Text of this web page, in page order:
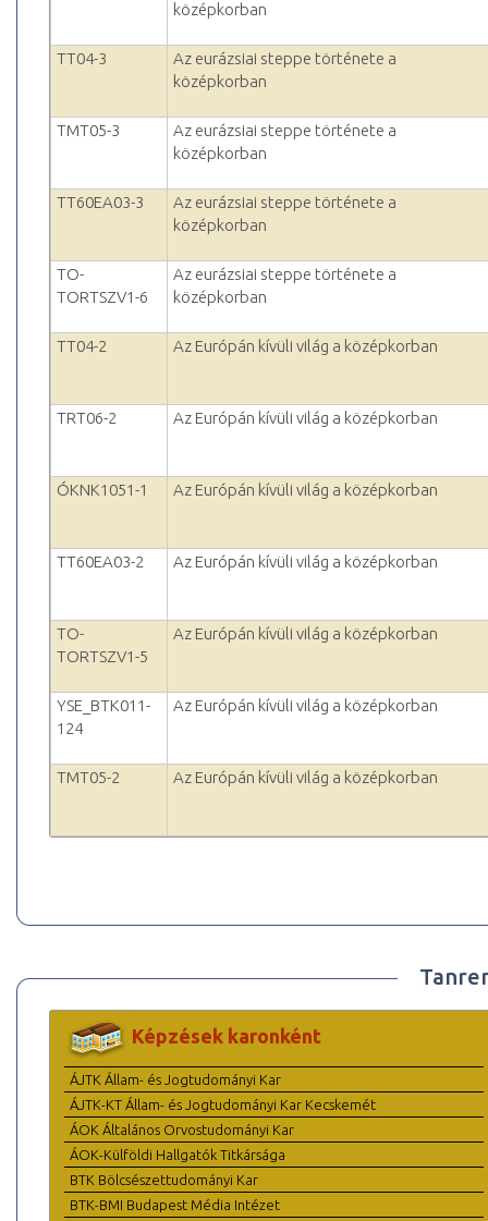
középkorban
TT04-3
Az eurázsiai steppe története a
középkorban
TMT05-3
Az eurázsiai steppe története a
középkorban
TT60EA03-3
Az eurázsiai steppe története a
középkorban
TO-
TORTSZV1-6
Az eurázsiai steppe története a
középkorban
TT04-2 Az Európán kívüli világ a középkorban
TRT06-2 Az Európán kívüli világ a középkorban
ÓKNK1051-1 Az Európán kívüli világ a középkorban
TT60EA03-2 Az Európán kívüli világ a középkorban
TO-
TORTSZV1-5
Az Európán kívüli világ a középkorban
YSE_BTK011-
124
Az Európán kívüli világ a középkorban
TMT05-2 Az Európán kívüli világ a középkorban
Képzések karonként
ÁJTK Állam- és Jogtudományi Kar
ÁJTK-KT Állam- és Jogtudományi Kar Kecskemét
ÁOK Általános Orvostudományi Kar
ÁOK-Külföldi Hallgatók Titkársága
BTK Bölcsészettudományi Kar
BTK-BMI Budapest Média Intézet